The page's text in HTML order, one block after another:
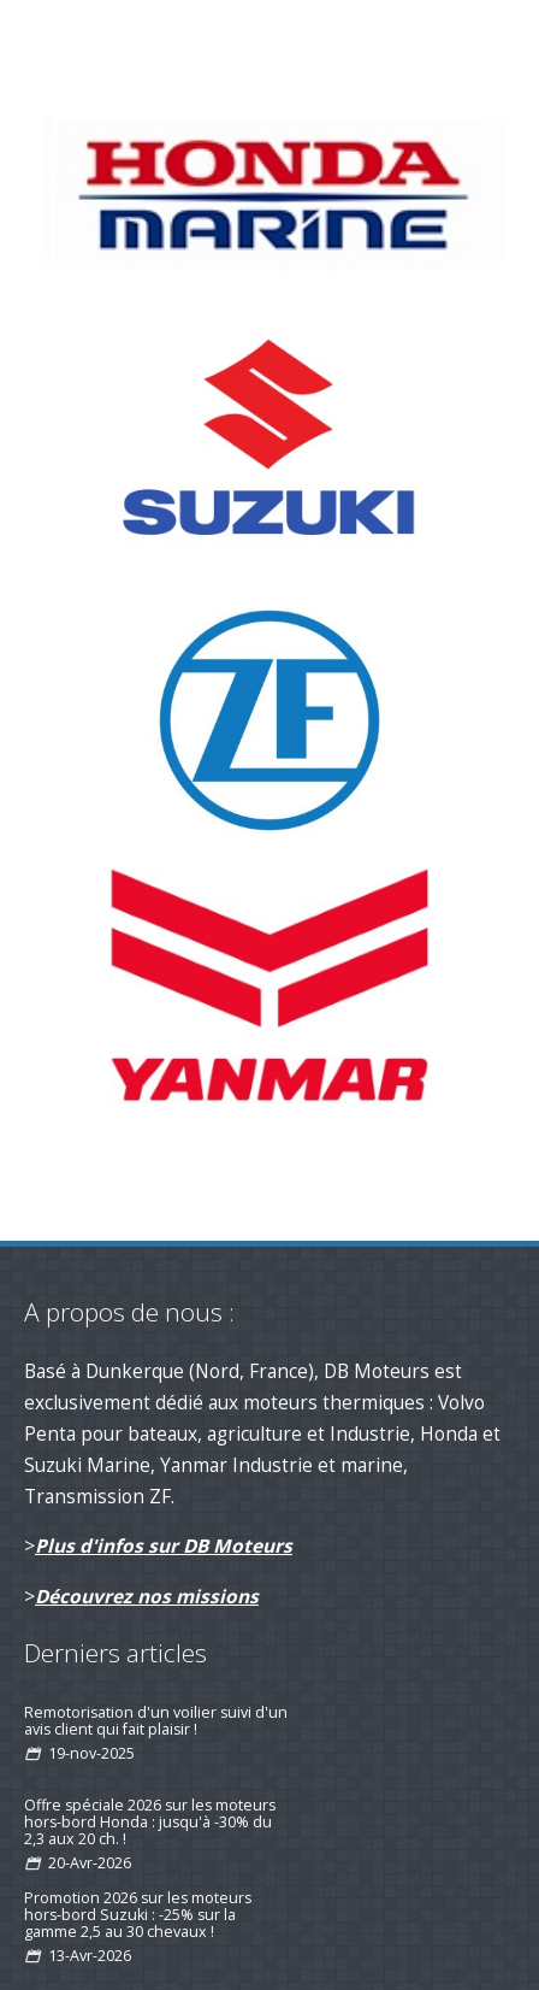
A propos de nous :
Basé à Dunkerque (Nord, France), DB Moteurs est
exclusivement dédié aux moteurs thermiques : Volvo
Penta pour bateaux, agriculture et Industrie, Honda et
Suzuki Marine, Yanmar Industrie et marine,
Transmission ZF.
>Plus d'infos sur DB Moteurs
>Découvrez nos missions
Derniers articles
Remotorisation d'un voilier suivi d'un
avis client qui fait plaisir !
19-nov-2025
Offre spéciale 2026 sur les moteurs
hors-bord Honda : jusqu'à -30% du
2,3 aux 20 ch. !
20-Avr-2026
Promotion 2026 sur les moteurs
hors-bord Suzuki : -25% sur la
gamme 2,5 au 30 chevaux !
13-Avr-2026